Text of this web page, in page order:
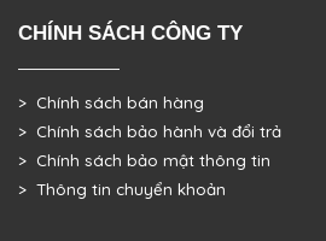
CHÍNH SÁCH CÔNG TY
> Chính sách bán hàng
> Chính sách bảo hành và đổi trả
> Chính sách bảo mật thông tin
> Thông tin chuyển khoản